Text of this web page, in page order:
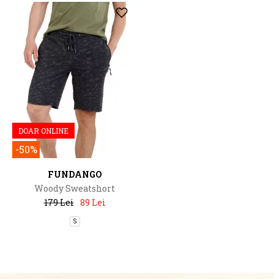
DOAR ONLINE
-50%
FUNDANGO
Woody Sweatshort
179 Lei 89 Lei
S